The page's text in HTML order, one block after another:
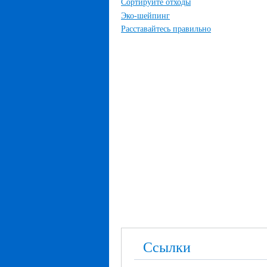
Сортируйте отходы
Эко-шейпинг
Расставайтесь правильно
Ссылки